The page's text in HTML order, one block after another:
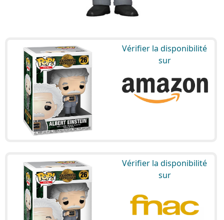
Vérifier la disponibilité
sur
Vérifier la disponibilité
sur